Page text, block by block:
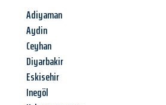
Adiyaman
Aydin
Ceyhan
Diyarbakir
Eskisehir
Inegöl